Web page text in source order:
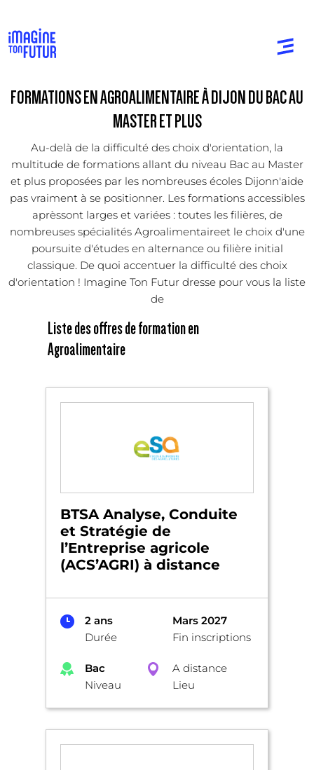
FORMATIONS EN AGROALIMENTAIRE À DIJON DU BAC AU
MASTER ET PLUS
Au-delà de la difficulté des choix d'orientation, la
multitude de formations allant du niveau Bac au Master
et plus proposées par les nombreuses écoles Dijonn'aide
pas vraiment à se positionner. Les formations accessibles
aprèssont larges et variées : toutes les filières, de
nombreuses spécialités Agroalimentaireet le choix d'une
poursuite d'études en alternance ou filière initial
classique. De quoi accentuer la difficulté des choix
d'orientation ! Imagine Ton Futur dresse pour vous la liste
de
Liste des offres de formation en
Agroalimentaire
BTSA Analyse, Conduite
et Stratégie de
l’Entreprise agricole
(ACS’AGRI) à distance
2 ans
Durée
Mars 2027
Fin inscriptions
Bac
Niveau
A distance
Lieu